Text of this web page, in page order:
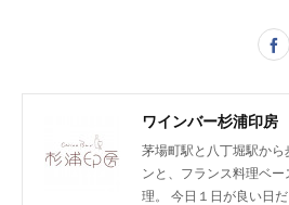
ワインバー杉浦印房
茅場町駅と八丁堀駅か
ンと、フランス料理ベ
理。 今日１日が良い日